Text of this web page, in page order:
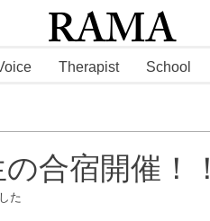
RAMA
Therapist School
合宿開催！！
た